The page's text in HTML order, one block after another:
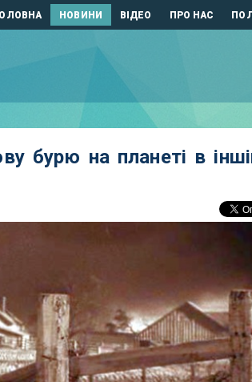
НОВИНИ ВІДЕО ПРО НАС
бурю на планеті в